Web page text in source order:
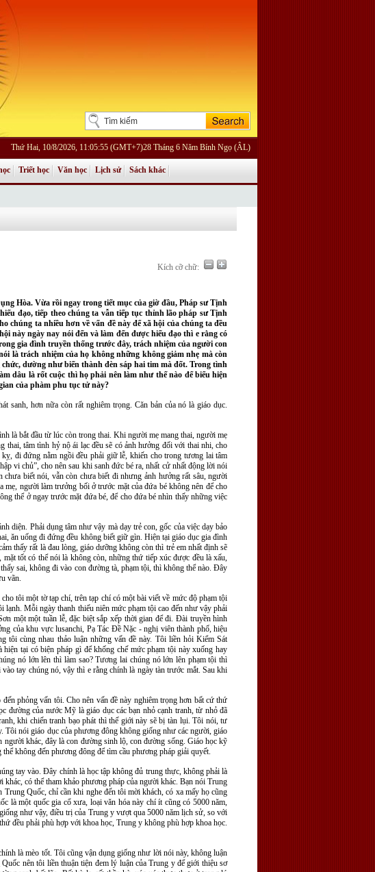
Thứ Hai, 10/8/2026, 11:05:55 (GMT+7)28 Tháng 6 Năm Bính Ngọ (ÂL)
Triết học Văn học Lịch sử Sách khác
Kích cỡ chữ:
Hòa. Vừa rồi ngay trong tiết mục của giờ đầu, Pháp sư Tịnh
đạo, tiếp theo chúng ta vẫn tiếp tục thỉnh lão pháp sư Tịnh
chúng ta nhiều hơn về vấn đề này để xã hội của chúng ta đều
này ngày nay nói đến và làm đến được hiếu đạo thì e rằng có
gia đình truyền thống trước đây, trách nhiệm của người con
là trách nhiệm của họ không những không giảm nhẹ mà còn
dường như biến thành đèn sáp hai tim mà đốt. Trong tình
dâu là rốt cuộc thì họ phải nên làm như thế nào để biểu hiện
của phàm phu tục tử này?
sanh, hơn nữa còn rất nghiêm trọng. Căn bản của nó là giáo dục.
là bắt đầu từ lúc còn trong thai. Khi người mẹ mang thai, người mẹ
tâm tình hỷ nộ ái lạc đều sẽ có ảnh hưởng đối với thai nhi, cho
đi đứng nằm ngồi đều phải giữ lễ, khiến cho trong tương lai tâm
vi chủ”, cho nên sau khi sanh đức bé ra, nhất cử nhất động lời nói
biết nói, vẫn còn chưa biết đi nhưng ảnh hưởng rất sâu, người
người làm trưởng bối ở trước mặt của đứa bé không nên để cho
thể ở ngay trước mặt đứa bé, để cho đứa bé nhìn thấy những việc
diện. Phải dụng tâm như vậy mà dạy trẻ con, gốc của việc dạy bảo
ăn uống đi đứng đều không biết giữ gìn. Hiện tại giáo dục gia đình
thấy rất là đau lòng, giáo dưỡng không còn thì trẻ em nhất định sẽ
tốt có thể nói là không còn, những thứ tiếp xúc được đều là xấu,
sai, không đi vào con đường tà, phạm tội, thì không thể nào. Đây
vãn.
tôi một tờ tạp chí, trên tạp chí có một bài viết về mức độ phạm tội
Mỗi ngày thanh thiếu niên mức phạm tội cao đến như vậy phải
một một tuần lễ, đặc biệt sắp xếp thời gian để đi. Đài truyền hình
của khu vực lusanchi, Pạ Tác Đề Nặc - nghị viên thành phố, hiệu
tôi cùng nhau thảo luận những vấn đề này. Tôi liền hỏi Kiểm Sát
tại có biện pháp gì để khống chế mức phạm tội này xuống hay
nó lớn lên thì làm sao? Tương lai chúng nó lớn lên phạm tội thì
tay chúng nó, vậy thì e rằng chính là ngày tàn trước mắt. Sau khi
phỏng vấn tôi. Cho nên vấn đề này nghiêm trọng hơn bất cứ thứ
đường của nước Mỹ là giáo dục các bạn nhỏ cạnh tranh, từ nhỏ đã
khi chiến tranh bạo phát thì thế giới này sẽ bị tàn lụi. Tôi nói, tư
nói giáo dục của phương đông không giống như các người, giáo
khác, đây là con đường sinh lộ, con đường sống. Giáo học kỹ
không đến phương đông để tìm cầu phương pháp giải quyết.
tay vào. Đây chính là học tập không đủ trung thực, không phải là
có thể tham khảo phương pháp của người khác. Bạn nói Trung
Quốc, chỉ cần khi nghe đến tôi mời khách, có xa mấy họ cũng
là một quốc gia cổ xưa, loại văn hóa này chí ít cũng có 5000 năm,
như vậy, điều trị của Trung y vượt qua 5000 năm lịch sử, so với
đều phải phù hợp với khoa học, Trung y không phù hợp khoa học.
là mèo tốt. Tôi cũng vận dụng giống như lời nói này, không luận
nên tôi liền thuận tiện đem lý luận của Trung y để giới thiệu sơ